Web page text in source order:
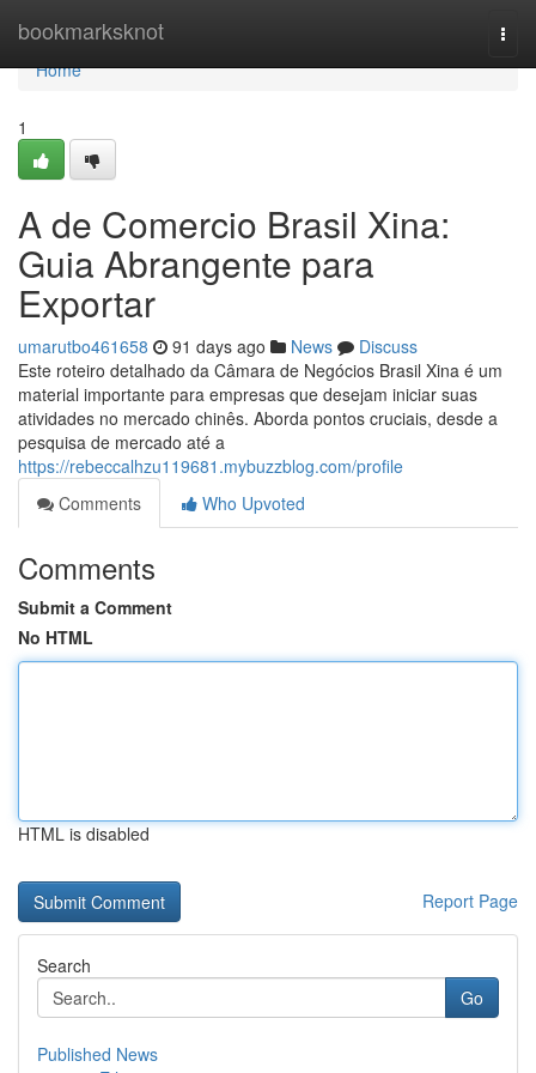
bookmarksknot
Home
Home
1
A de Comercio Brasil Xina:
Guia Abrangente para
Exportar
umarutbo461658 91 days ago News
Discuss
Este roteiro detalhado da Câmara de Negócios Brasil Xina é um
material importante para empresas que desejam iniciar suas
atividades no mercado chinês. Aborda pontos cruciais, desde a
pesquisa de mercado até a
https://rebeccalhzu119681.mybuzzblog.com/profile
Comments
Who Upvoted
Comments
Submit a Comment
No HTML
HTML is disabled
Report Page
Search
Go
Published News